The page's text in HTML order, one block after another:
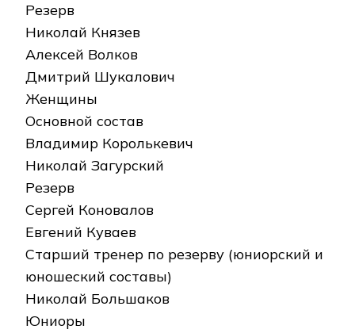
Резерв
Николай Князев
Алексей Волков
Дмитрий Шукалович
Женщины
Основной состав
Владимир Королькевич
Николай Загурский
Резерв
Сергей Коновалов
Евгений Куваев
Старший тренер по резерву (юниорский и
юношеский составы)
Николай Большаков
Юниоры